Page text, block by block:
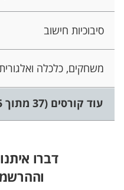
סיבוכיות חישוב
משחקים, כלכלה
עוד קורסים (37 מתוך 45)
דברו